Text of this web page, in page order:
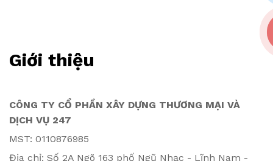
Giới thiệu
CÔNG TY CỔ PHẦN XÂY DỰNG THƯƠNG MẠI VÀ
DỊCH VỤ 247
MST: 0110876985
Địa chỉ: Số 2A Ngõ 163 phố Ngũ Nhạc - Lĩnh Nam -